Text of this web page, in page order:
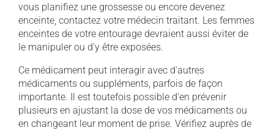
vous planifiez une grossesse ou encore devenez
enceinte, contactez votre médecin traitant. Les femmes
enceintes de votre entourage devraient aussi éviter de
le manipuler ou d'y être exposées.
Ce médicament peut interagir avec d'autres
médicaments ou suppléments, parfois de façon
importante. Il est toutefois possible d'en prévenir
plusieurs en ajustant la dose de vos médicaments ou
en changeant leur moment de prise. Vérifiez auprès de